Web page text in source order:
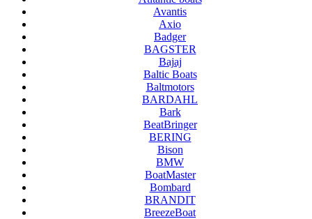
Avantis
Axio
Badger
BAGSTER
Bajaj
Baltic Boats
Baltmotors
BARDAHL
Bark
BeatBringer
BERING
Bison
BMW
BoatMaster
Bombard
BRANDIT
BreezeBoat